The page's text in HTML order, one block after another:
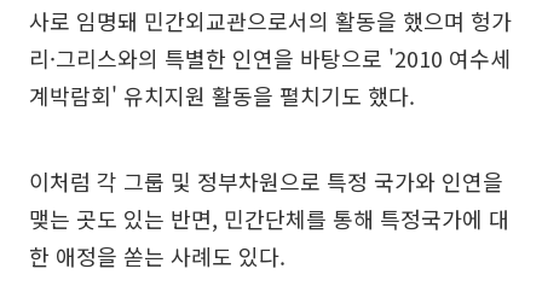
사로 임명돼 민간외교관으로서의 활동을 했으며 헝가
리·그리스와의 특별한 인연을 바탕으로 '2010 여수세
계박람회' 유치지원 활동을 펼치기도 했다.
이처럼 각 그룹 및 정부차원으로 특정 국가와 인연을
맺는 곳도 있는 반면, 민간단체를 통해 특정국가에 대
한 애정을 쏟는 사례도 있다.